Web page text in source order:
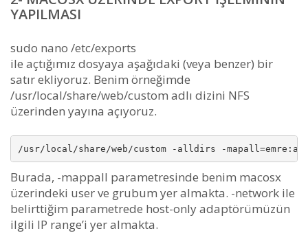
YAPILMASI
sudo nano /etc/exports
ile açtığımız dosyaya aşağıdaki (veya benzer) bir
satır ekliyoruz. Benim örneğimde
/usr/local/share/web/custom adlı dizini NFS
üzerinden yayına açıyoruz.
/usr/local/share/web/custom -alldirs -
Burada, -mappall parametresinde benim macosx
üzerindeki user ve grubum yer almakta. -network ile
belirttiğim parametrede host-only adaptörümüzün
ilgili IP range’i yer almakta.